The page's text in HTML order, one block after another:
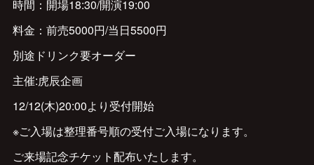
時間：開場18:30/開演19:00
料金：前売5000円/当日5500円
別途ドリンク要オーダー
主催:虎辰企画
12/12(木)20:00より受付開始
※ご入場は整理番号順の受付ご入場になります。
ご来場記念チケット配布いたします。